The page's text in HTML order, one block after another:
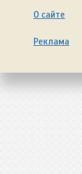
О сайте
Реклама